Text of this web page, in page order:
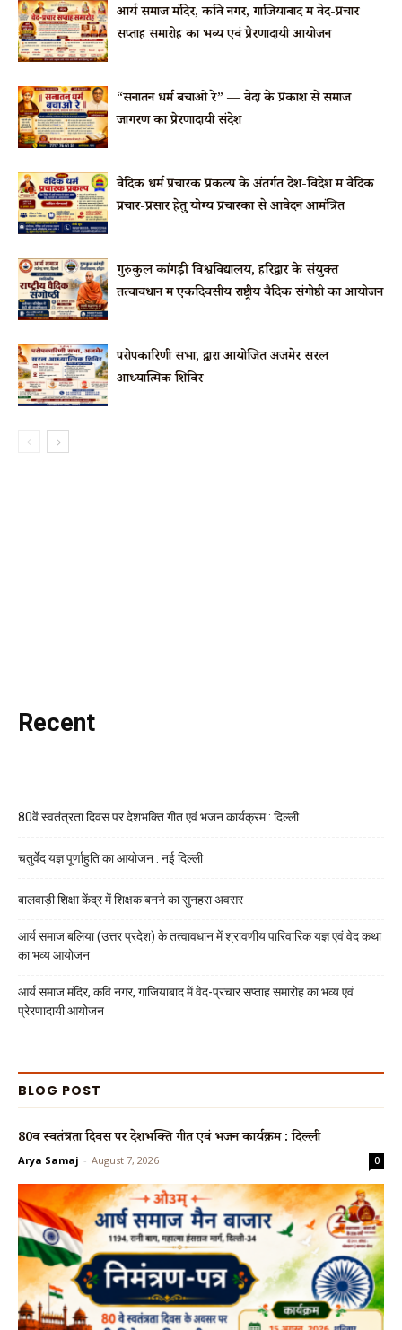
आर्य समाज मंदिर, कवि नगर, गाजियाबाद में वेद-प्रचार
सप्ताह समारोह का भव्य एवं प्रेरणादायी आयोजन
“सनातन धर्म बचाओ रे” — वेदों के प्रकाश से समाज
जागरण का प्रेरणादायी संदेश
वैदिक धर्म प्रचारक प्रकल्प के अंतर्गत देश-विदेश में वैदिक
प्रचार-प्रसार हेतु योग्य प्रचारकों से आवेदन आमंत्रित
गुरुकुल कांगड़ी विश्वविद्यालय, हरिद्वार के संयुक्त
तत्वावधान में एकदिवसीय राष्ट्रीय वैदिक संगोष्ठी का आयोजन
परोपकारिणी सभा, द्वारा आयोजित अजमेर सरल
आध्यात्मिक शिविर
Recent
80वें स्वतंत्रता दिवस पर देशभक्ति गीत एवं भजन कार्यक्रम : दिल्ली
चतुर्वेद यज्ञ पूर्णाहुति का आयोजन : नई दिल्ली
बालवाड़ी शिक्षा केंद्र में शिक्षक बनने का सुनहरा अवसर
आर्य समाज बलिया (उत्तर प्रदेश) के तत्वावधान में श्रावणीय पारिवारिक यज्ञ एवं वेद कथा
का भव्य आयोजन
आर्य समाज मंदिर, कवि नगर, गाजियाबाद में वेद-प्रचार सप्ताह समारोह का भव्य एवं
प्रेरणादायी आयोजन
BLOG POST
80वें स्वतंत्रता दिवस पर देशभक्ति गीत एवं भजन कार्यक्रम : दिल्ली
Arya Samaj - August 7, 2026 0